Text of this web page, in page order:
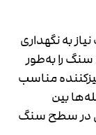
به نگهداری
را به‌طور
مناسب
بین
در سطح سنگ